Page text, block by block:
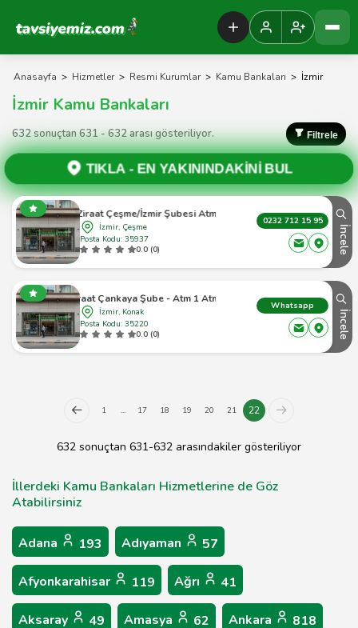
Tavsiyemiz Anasayfa
Anasayfa > Hizmetler > Resmi Kurumlar > Kamu Bankaları > İzmir
İzmir Kamu Bankaları
632 sonuçtan 631 - 632 arası gösteriliyor. Filtrele
TIKLA -EN YAKININDAKİNİ BUL
Ziraat Çeşme/İzmir Şubesi Atm
İzmir, Çeşme
Posta Kodu: 35937
0.0 (0)
0232 712 15 95
İncele
Ziraat Çankaya Şube - Atm 1 Atm
İzmir, Konak
Posta Kodu: 35220
0.0 (0)
Whatsapp
İncele
1 ... 17 18 19 20 21 22
632 sonuçtan 631-632 arasındakiler gösteriliyor
İllerdeki Kamu Bankaları Hizmetlerine de Göz
Atabilirsiniz
Adana 193 Adıyaman 57
Afyonkarahisar 119 Ağrı 41
Aksaray 49 Amasya 62 Ankara 818